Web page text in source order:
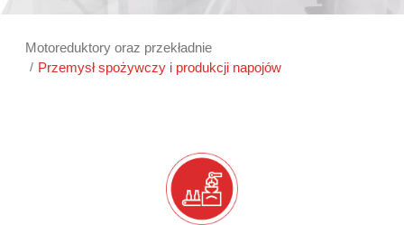
Motoreduktory oraz przekładnie
Przemysł spożywczy i produkcji napojów